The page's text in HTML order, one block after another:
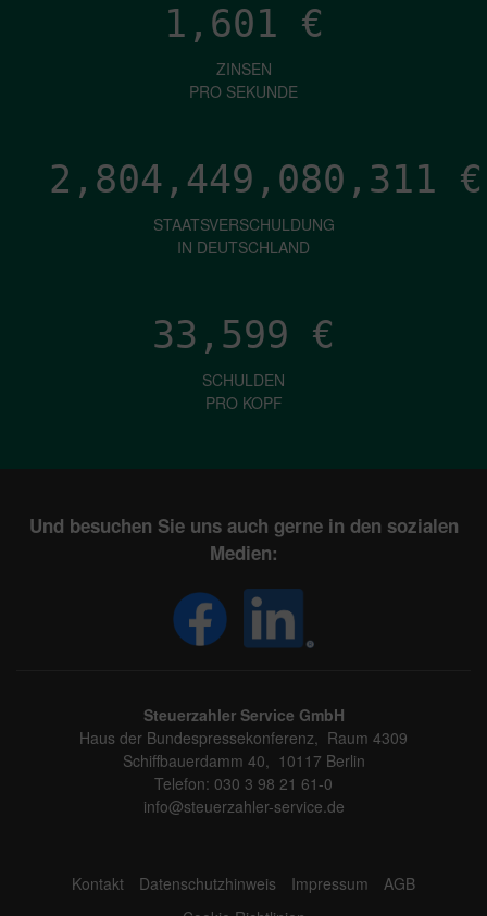
1,601 €
ZINSEN
PRO SEKUNDE
2,804,449,082,850 €
STAATSVERSCHULDUNG
IN DEUTSCHLAND
33,599 €
SCHULDEN
PRO KOPF
Und besuchen Sie uns auch gerne in den sozialen
Medien:
Steuerzahler Service GmbH
Haus der Bundespressekonferenz, Raum 4309
Schiffbauerdamm 40, 10117 Berlin
Telefon: 030 3 98 21 61-0
info@steuerzahler-service.de
Kontakt Datenschutzhinweis Impressum
AGB